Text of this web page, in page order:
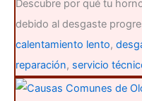
Descubre por qué tu
debido al desgaste
calentamiento lento,
reparación, servicio